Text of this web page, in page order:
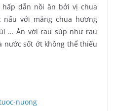
hấp dẫn nồi ăn bởi vị chua
với măng chua hương
… Ăn với rau súp như rau
nước sốt ớt không thể thiếu